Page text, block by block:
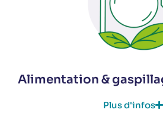
Alimentation &
Plus d'infos